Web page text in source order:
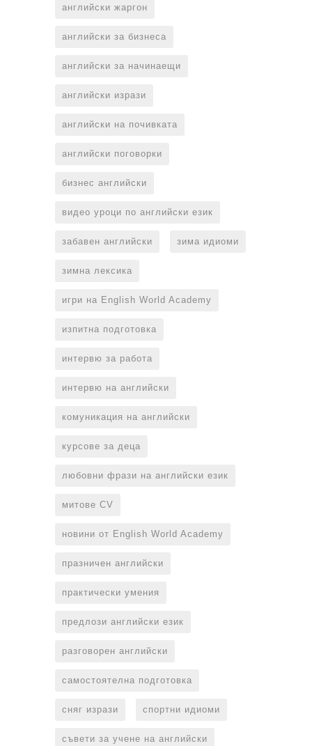
английски жаргон
английски за бизнеса
английски за начинаещи
английски изрази
английски на почивката
английски поговорки
бизнес английски
видео уроци по английски език
забавен английски зима идиоми
зимна лексика
игри на English World Academy
изпитна подготовка
интервю за работа
интервю на английски
комуникация на английски
курсове за деца
любовни фрази на английски език
митове CV
новини от English World Academy
празничен английски
практически умения
предлози английски език
разговорен английски
самостоятелна подготовка
сняг изрази спортни идиоми
съвети за учене на английски